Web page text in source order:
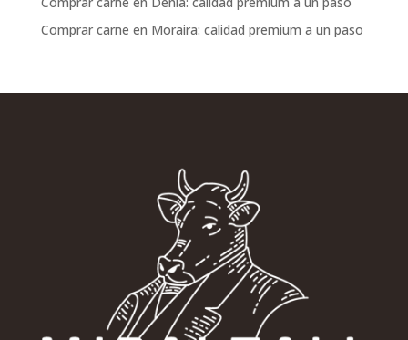
Comprar carne en Moraira: calidad premium a un paso